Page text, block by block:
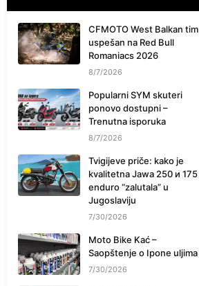
CFMOTO West Balkan tim
uspešan na Red Bull
Romaniacs 2026
8/7/2026
Popularni SYM skuteri
ponovo dostupni –
Trenutna isporuka
8/7/2026
Tvigijeve priče: kako je
kvalitetna Jawa 250 и 175
enduro “zalutala” u
Jugoslaviju
7/30/2026
Moto Bike Kać –
Saopštenje o Ipone uljima
7/30/2026